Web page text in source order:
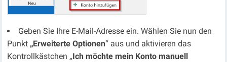
Geben Sie Ihre E-Mail-Adresse ein. Wählen Sie nun den
Punkt „Erweiterte Optionen“ aus und aktivieren das
Kontrollkästchen „Ich möchte mein Konto manuell